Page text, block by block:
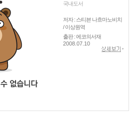
국내도서
저자 : 스티븐 나흐마노비치
/ 이상원역
출판 : 에코의서재
2008.07.10